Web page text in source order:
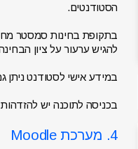
הסטודנטים.
בתקופת בחינות סמסטר
להגיש ערעור על ציון
במידע אישי לסטודנט
בכניסה לתוכנה יש
4. מערכת Moodle